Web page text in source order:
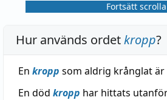
Fortsätt scrolla
Hur används ordetkropp?
En kropp som aldrig krånglat
En död kropp har hittats